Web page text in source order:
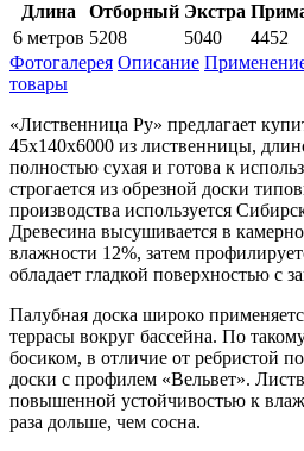
Длина Отборный Экстра
6 метров 5208 5040 4452
Фотогалерея Описание
товары
«Лиственница Ру» предлагает
45х140х6000 из лиственницы,
полностью сухая и готова к
строгается из обрезной доски
производства используется
Древесина высушивается в
влажности 12%, затем
обладает гладкой поверхностью с
Палубная доска широко
террасы вокруг бассейна. По
босиком, в отличие от ребристой
доски с профилем «Вельвет».
повышенной устойчивостью к
раза дольше, чем сосна.